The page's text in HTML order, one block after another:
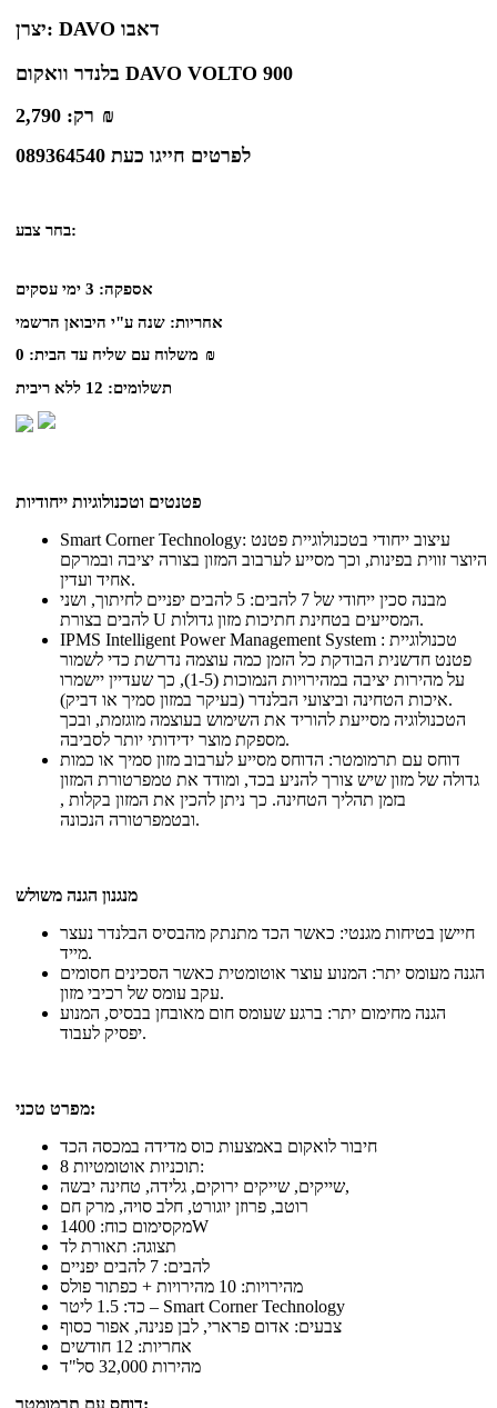
יצרן:
DAVO דאבו
בלנדר וואקום DAVO VOLTO 900
רק: 2,790
₪
לפרטים חייגו כעת 089364540
בחר צבע:
אספקה: 3 ימי עסקים
אחריות: שנה ע"י היבואן הרשמי
משלוח עם שליח עד הבית: 0
₪
תשלומים: 12 ללא ריבית
פטנטים וטכנולוגיות ייחודיות
Smart Corner Technology: עיצוב ייחודי בטכנולוגיית פטנט
היוצר זווית בפינות, וכך מסייע לערבוב המזון בצורה יציבה ובמרקם
אחיד ועדין.
מבנה סכין ייחודי של 7 להבים: 5 להבים יפניים לחיתוך, ושני
להבים בצורת U המסייעים בטחינת חתיכות מזון גדולות.
IPMS Intelligent Power Management System : טכנולוגיית
פטנט חדשנית הבודקת כל הזמן כמה עוצמה נדרשת כדי לשמור
על מהירות יציבה במהירויות הנמוכות (1-5), כך שעדיין יישמרו
איכות הטחינה וביצועי הבלנדר (בעיקר במזון סמיך או דביק).
הטכנולוגיה מסייעת להוריד את השימוש בעוצמה מוגזמת, ובכך
מספקת מוצר ידידותי יותר לסביבה.
דוחס עם תרמומטר: הדוחס מסייע לערבוב מזון סמיך או כמות
גדולה של מזון שיש צורך להניע בכד, ומודד את טמפרטורת המזון
בזמן תהליך הטחינה. כך ניתן להכין את המזון בקלות ,
ובטמפרטורה הנכונה.
מנגנון הגנה משולש
חיישן בטיחות מגנטי: כאשר הכד מתנתק מהבסיס הבלנדר נעצר
מייד.
הגנה מעומס יתר: המנוע עוצר אוטומטית כאשר הסכינים חסומים
עקב עומס של רכיבי מזון.
הגנה מחימום יתר: ברגע שעומס חום מאובחן בבסיס, המנוע
יפסיק לעבוד.
מפרט טכני:
חיבור לואקום באמצעות כוס מדידה במכסה הכד
8 תוכניות אוטומטיות:
שייקים, שייקים ירוקים, גלידה, טחינה יבשה,
רוטב, פרוזן יוגורט, חלב סויה, מרק חם
מקסימום כוח: 1400W
תצוגה: תאורת לד
להבים: 7 להבים יפניים
מהירויות: 10 מהירויות + כפתור פולס
כד: 1.5 ליטר – Smart Corner Technology
צבעים: אדום פרארי, לבן פנינה, אפור כסוף
אחריות: 12 חודשים
מהירות 32,000 סל"ד